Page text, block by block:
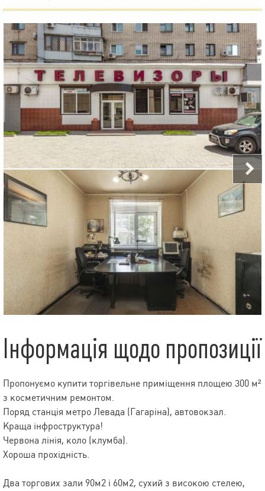
Інформація щодо пропозиції
Пропонуємо купити торгівельне приміщення площею 300 м²
з косметичним ремонтом.
Поряд станція метро Левада (Гагаріна), автовокзал.
Краща інфроструктура!
Червона лінія, коло (клумба).
Хороша прохідність.
Два торгових зали 90м2 і 60м2, сухий з високою стелею,